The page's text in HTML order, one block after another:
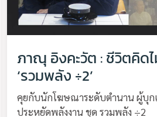
ภาณุ อิงคะวัต : ชีวิตคิด
‘รวมพลัง ÷2’
คุยกับนักโฆษณาระดับตำนาน ผู้บุ
ประหยัดพลังงาน ชุด รวมพลัง ÷2